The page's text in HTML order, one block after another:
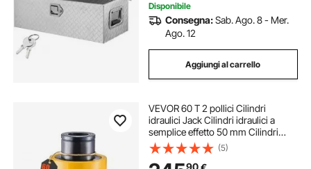
Disponibile
Consegna:Sab. Ago. 8 - Mer.
Ago. 12
Aggiungi al carrello
VEVOR 60 T 2 pollici Cilindri
idraulici Jack Cilindri idraulici a
semplice effetto 50 mm Cilindri
idraulici di sollevamento da officina
garage
(5)
90